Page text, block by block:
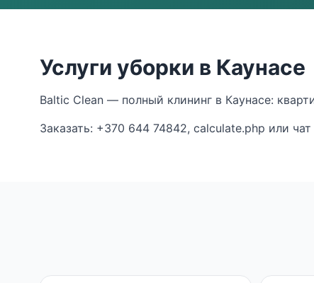
Услуги уборки в Каунасе
Baltic Clean — полный клининг в Каунасе:
Заказать: +370 644 74842, calculate.php или чат